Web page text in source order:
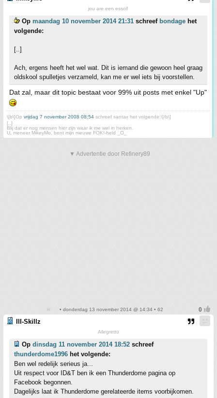
jou are een essol!
Op maandag 10 november 2014 21:31 schreef bondage het
volgende:
[..]
Ach, ergens heeft het wel wat. Dit is iemand die gewoon heel graag
oldskool spulletjes verzameld, kan me er wel iets bij voorstellen.
Dat zal, maar dit topic bestaat voor 99% uit posts met enkel "Up"
\[b\]Op vrijdag 7 november 2008 08:54 schreef santax het volgende:\[/b\]
[..]
Blij dat er nog mensen hier zijn waar ik me wel in herken.
U, meneer MikeyMo, bent mijn nieuwe FOK!-held _O_
▼ Advertentie door Refinery89
• donderdag 13 november 2014 @ 14:34 • 62
Ill-Skillz
Allegretto
Op dinsdag 11 november 2014 18:52 schreef
thunderdome1996 het volgende:
Ben wel redelijk serieus ja...
Uit respect voor ID&T ben ik een Thunderdome pagina op
Facebook begonnen.
Dagelijks laat ik Thunderdome gerelateerde items voorbijkomen.